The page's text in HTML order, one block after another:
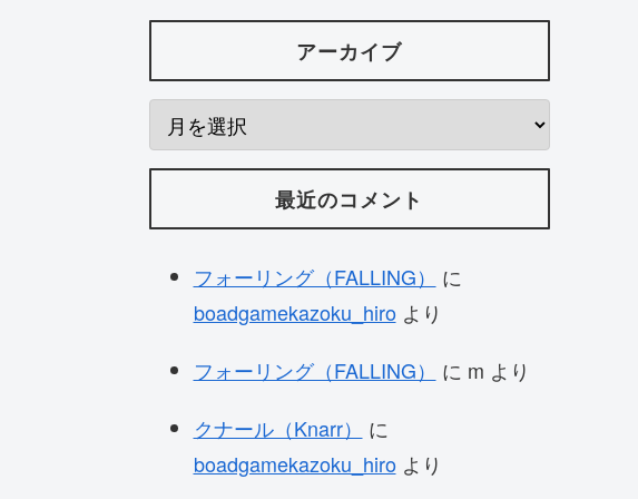
アーカイブ
最近のコメント
フォーリング（FALLING）
に
boadgamekazoku_hiroより
フォーリング（FALLING）
に m より
クナール（Knarr）
に
boadgamekazoku_hiroより